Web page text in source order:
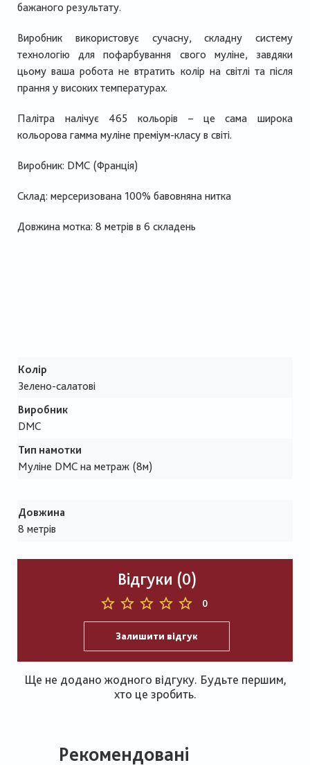
бажаного результату.
Виробник використовує сучасну, складну систему
технологію для пофарбування свого муліне, завдяки
цьому ваша робота не втратить колір на світлі та після
прання у високих температурах.
Палітра налічує 465 кольорів – це сама широка
кольорова гамма муліне преміум-класу в світі.
Виробник: DMC (Франція)
Склад: мерсеризована 100% бавовняна нитка
Довжина мотка: 8 метрів в 6 складень
Колір
Зелено-салатові
Виробник
DMC
Тип намотки
Муліне DMC на метраж (8м)
Довжина
8 метрів
Відгуки (0)
0
Залишити відгук
Ще не додано жодного відгуку. Будьте першим,
хто це зробить.
Рекомендовані